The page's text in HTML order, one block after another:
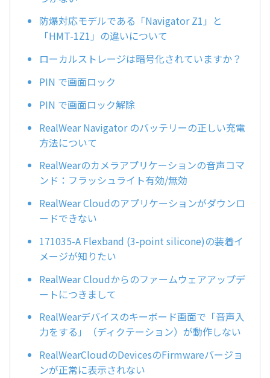
防爆対応モデルである「Navigator Z1」と
「HMT-1Z1」の違いについて
ローカルストレージは暗号化されていますか？
PIN で画面ロック
PIN で画面ロック解除
RealWear Navigator のバッテリーの正しい充電
方法について
RealWearのカメラアプリケーションの音声コマ
ンド：フラッシュライト有効/無効
RealWear Cloudのアプリケーションがダウンロ
ードできない
171035-A Flexband (3-point silicone)の装着イ
メージが知りたい
RealWear Cloudからのファームウェアアップデ
ートにつきまして
RealWearデバイスのキーボード画面で「音声入
力をする」（ディクテーション）が動作しない
RealWearCloudのDevicesのFirmwareバージョ
ンが正常に表示されない